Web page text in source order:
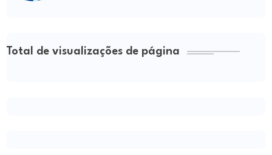
Total de visualizações de página